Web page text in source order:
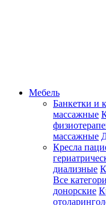
Мебель
Банкетки и
массажные
массажные
Кресла
диализные
Все
донорские